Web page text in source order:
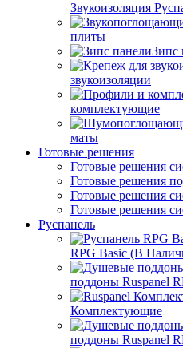
Звукоизоляция
плиты
Зипс
звукоизоляции
комплектующие
маты
Готовые решения
Готовые решения
Готовые решения
Готовые решения
Готовые решения
Руспанель
RPG Basic (В
поддоны Ruspanel
Комплектующие
поддоны Ruspanel